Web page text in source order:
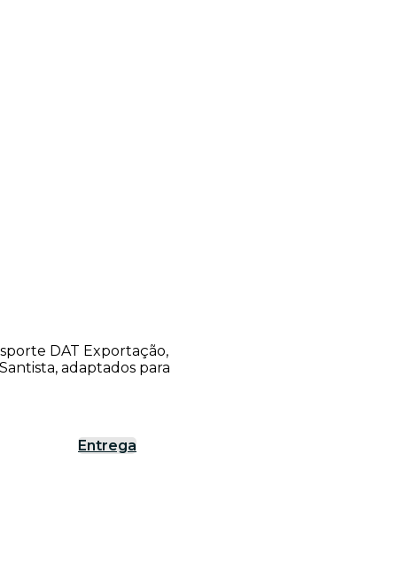
DAT Exportação,
adaptados para
Entrega